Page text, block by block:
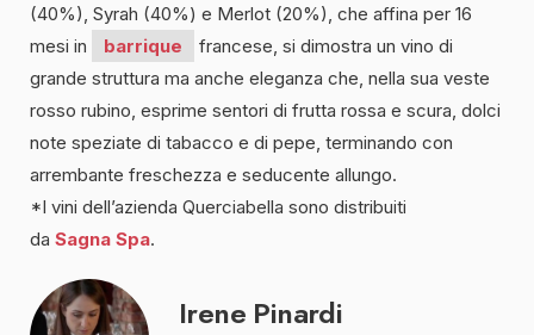
(40%), Syrah (40%) e Merlot (20%), che affina per 16
mesi in
barrique
francese, si dimostra un vino di
grande struttura ma anche eleganza che, nella sua veste
rosso rubino, esprime sentori di frutta rossa e scura, dolci
note speziate di tabacco e di pepe, terminando con
arrembante freschezza e seducente allungo.
*I vini dell’azienda Querciabella sono distribuiti
da Sagna Spa.
Irene Pinardi